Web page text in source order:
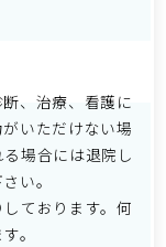
、治療、看護に
いただけない場
場合には退院し
い。
ております。何
。